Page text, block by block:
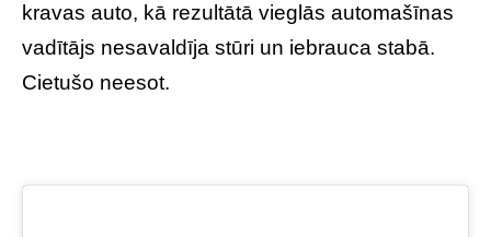
kravas auto, kā rezultātā vieglās automašīnas
vadītājs nesavaldīja stūri un iebrauca stabā.
Cietušo neesot.